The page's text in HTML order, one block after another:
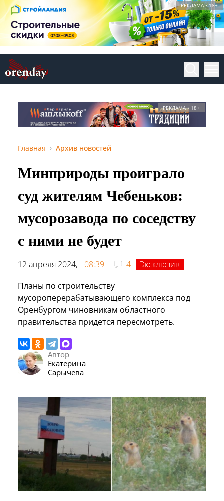
РЕКЛАМА • 18+
РЕКЛАМА • 18+
Главная Архив новостей
Минприроды проиграло
суд жителям Чебеньков:
мусорозавода по соседству
с ними не будет
12 апреля 2024, 08:39 4
Эксклюзив
Планы по строительству
мусороперерабатывающего комплекса под
Оренбургом чиновникам областного
правительства придется пересмотреть.
Автор
Екатерина
Сарычева